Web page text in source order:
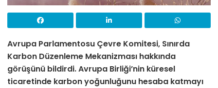
Avrupa Parlamentosu Çevre Komitesi, Sınırda
Karbon Düzenleme Mekanizması hakkında
görüşünü bildirdi. Avrupa Birliği’nin küresel
ticaretinde karbon yoğunluğunu hesaba katmayı